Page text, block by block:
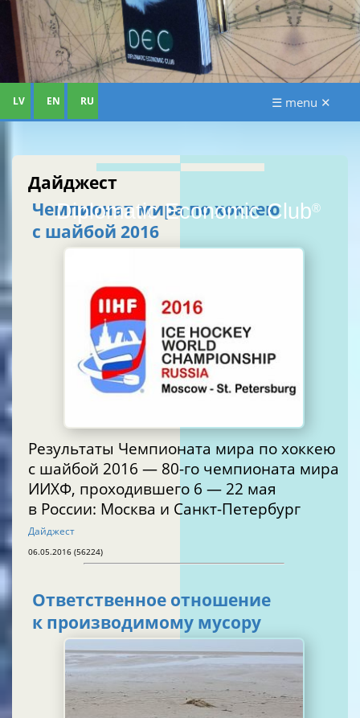
Diplomatic Economic Club®
LV EN RU ☰ menu ✕
Дайджест
Чемпионат мира по хоккею
с шайбой 2016
Результаты Чемпионата мира по хоккею
с шайбой 2016 — 80-го чемпионата мира
ИИХФ, проходившего 6 — 22 мая
в России: Москва и Санкт-Петербург
Дайджест
06.05.2016 (56224)
Ответственное отношение
к производимому мусору